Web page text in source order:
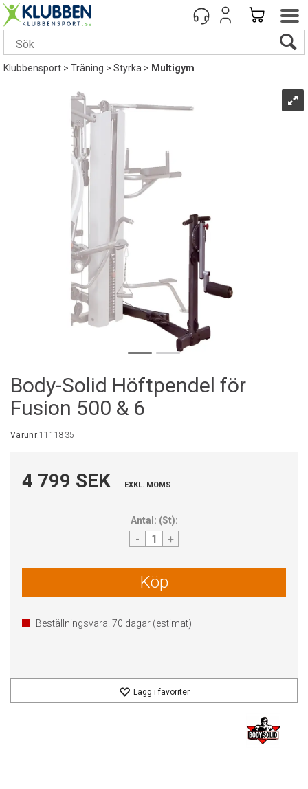
Klubbensport>Träning>Styrka> Multigym
Body-Solid Höftpendel för
Fusion 500 & 6
Varunr:1111835
4 799 SEK EXKL. MOMS
Antal: (St):
- +
Köp
Beställningsvara. 70 dagar (estimat)
Lägg i favoriter